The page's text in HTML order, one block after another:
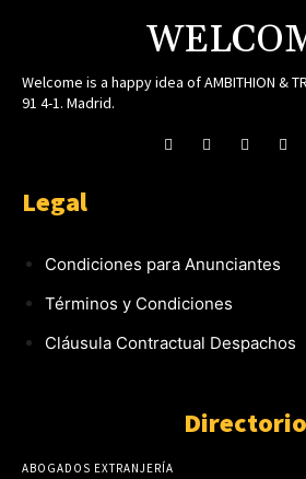
Welcome is a happy idea of AMBITHION &
91 4-1. Madrid.
Legal
Condiciones para Anunciantes
Términos y Condiciones
Cláusula Contractual Despachos
Directorio
ABOGADOS EXTRANJERÍA